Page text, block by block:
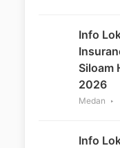
Info
Siloam
2026
Medan
Info